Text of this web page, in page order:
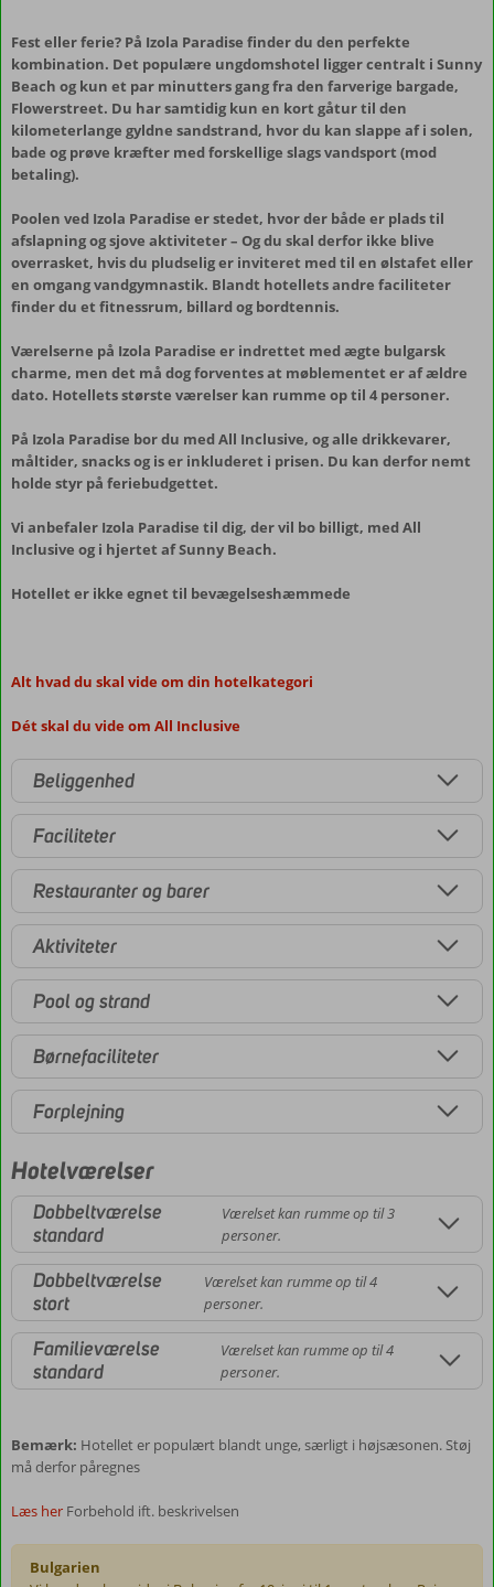
Fest eller ferie? På Izola Paradise finder du den perfekte
kombination. Det populære ungdomshotel ligger centralt i Sunny
Beach og kun et par minutters gang fra den farverige bargade,
Flowerstreet. Du har samtidig kun en kort gåtur til den
kilometerlange gyldne sandstrand, hvor du kan slappe af i solen,
bade og prøve kræfter med forskellige slags vandsport (mod
betaling).
Poolen ved Izola Paradise er stedet, hvor der både er plads til
afslapning og sjove aktiviteter – Og du skal derfor ikke blive
overrasket, hvis du pludselig er inviteret med til en ølstafet eller
en omgang vandgymnastik. Blandt hotellets andre faciliteter
finder du et fitnessrum, billard og bordtennis.
Værelserne på Izola Paradise er indrettet med ægte bulgarsk
charme, men det må dog forventes at møblementet er af ældre
dato. Hotellets største værelser kan rumme op til 4 personer.
På Izola Paradise bor du med All Inclusive, og alle drikkevarer,
måltider, snacks og is er inkluderet i prisen. Du kan derfor nemt
holde styr på feriebudgettet.
Vi anbefaler Izola Paradise til dig, der vil bo billigt, med All
Inclusive og i hjertet af Sunny Beach.
Hotellet er ikke egnet til bevægelseshæmmede
Alt hvad du skal vide om din hotelkategori
Dét skal du vide om All Inclusive
Beliggenhed
Faciliteter
Restauranter og barer
Aktiviteter
Pool og strand
Børnefaciliteter
Forplejning
Hotelværelser
Dobbeltværelse
standard
Værelset kan rumme op til 3
personer.
Dobbeltværelse
stort
Værelset kan rumme op til 4
personer.
Familieværelse
standard
Værelset kan rumme op til 4
personer.
Bemærk: Hotellet er populært blandt unge, særligt i højsæsonen. Støj
må derfor påregnes
Læs her Forbehold ift. beskrivelsen
Bulgarien